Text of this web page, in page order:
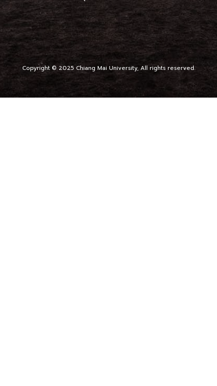
Copyright © 2025 Chiang Mai University, All rights reserved.